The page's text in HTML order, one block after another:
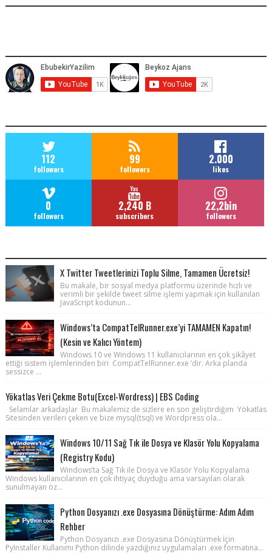
112
followers
99
followers
2.000
likes
0
followers
2,240 B
subscribers
22,2bin
followers
X Twitter Tweetlerinizi Toplu Silme, Tamamen Ücretsiz!
Bu makale, bir sosyal medya platformu üzerinde hızlı ve
verimli bir şekilde tweet silme işlemi yapmak için kullanılan
JavaScript kodunun...
Windows’ta CompatTelRunner.exe’yi TAMAMEN Kapatın!
(Kesin ve Kalıcı Yöntem)
Windows 10 ve Windows 11 kullanıcılarının en çok şikâyet
ettiği sistem işlemlerinden biri CompatTelRunner.exe ’dir. Arka planda
sessizce ...
Yökatlas Veri Çekme Botu(Excel-Wordress) | EBS Coding
Selamlar arkadaşlar Bu makalemiz de sizlere en son geliştirdiğim Yökatlas
Sitesinden verileri çeken ve bize mysql(tsql) ve Wordpress ola...
Windows 10/11 Sağ Tık ile Dosya ve Klasör Yolu Kopyalama
(Registry Kodu)
Windows’ta Sağ Tık ile Dosya ve Klasör Yolu Kopyalama
Windows kullanıcılarının en çok ihtiyaç duyduğu ama varsayılan olarak
sunulmayan öz...
Python Dosyanızı .exe Dosyasına Dönüştürme: Adım Adım
Rehber
Python Dosyanızı .exe Dosyasına Dönüştürmek İçin
PyInstaller Kullanımı Python dilinde yazdığınız uygulamaları .exe formatına...